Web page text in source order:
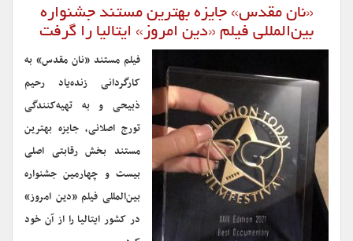
«نان مقدس» جایزه بهترین مستند جشنواره
بین‌المللی فیلم «دین امروز» ایتالیا را گرفت
فیلم مستند «نان مقدس» به
کارگردانی زنده‌یاد رحیم
ذبیحی و به تهیه‌کنندگی
تورج اصلانی، جایزه بهترین
مستند بخش رقابتی اصلی
بیست و چهارمین جشنواره
بین‌المللی فیلم «‌دین امروز»
در کشور ایتالیا را از آن خود